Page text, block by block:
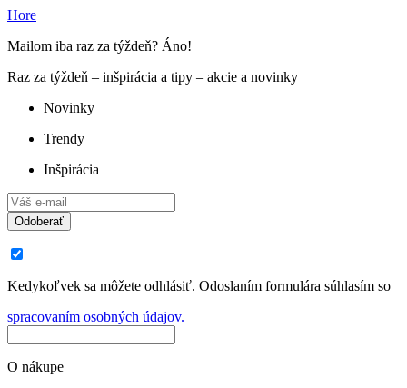
Hore
Mailom iba raz za týždeň? Áno!
Raz za týždeň – inšpirácia a tipy – akcie a novinky
Novinky
Trendy
Inšpirácia
Odoberať
Kedykoľvek sa môžete odhlásiť. Odoslaním formulára súhlasím so
spracovaním osobných údajov.
O nákupe